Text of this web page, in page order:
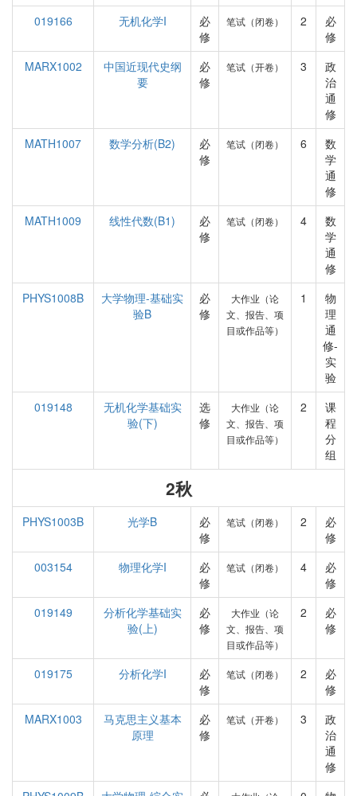
019166
无机化学I
必
修
笔试（闭卷） 2
必
修
MARX1002
中国近现代史纲
要
必
修
笔试（开卷） 3
政
治
通
修
MATH1007
数学分析(B2)
必
修
笔试（闭卷） 6
数
学
通
修
MATH1009
线性代数(B1)
必
修
笔试（闭卷） 4
数
学
通
修
PHYS1008B
大学物理-基础实
验B
必
修
大作业（论
文、报告、项
目或作品等）
1
物
理
通
修-
实
验
019148
无机化学基础实
验(下)
选
修
大作业（论
文、报告、项
目或作品等）
2
课
程
分
组
2秋
PHYS1003B 光学B
必
修
笔试（闭卷） 2
必
修
003154
物理化学I
必
修
笔试（闭卷） 4
必
修
019149
分析化学基础实
验(上)
必
修
大作业（论
文、报告、项
目或作品等）
2
必
修
019175 分析化学I
必
修
笔试（闭卷） 2
必
修
MARX1003
马克思主义基本
原理
必
修
笔试（开卷） 3
政
治
通
修